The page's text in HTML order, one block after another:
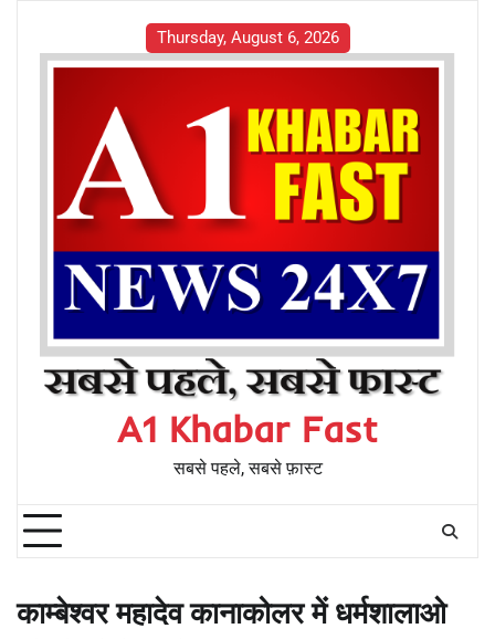
Thursday, August 6, 2026
A1 Khabar Fast
सबसे पहले, सबसे फ़ास्ट
काम्बेश्वर महादेव कानाकोलर में धर्मशालाओ